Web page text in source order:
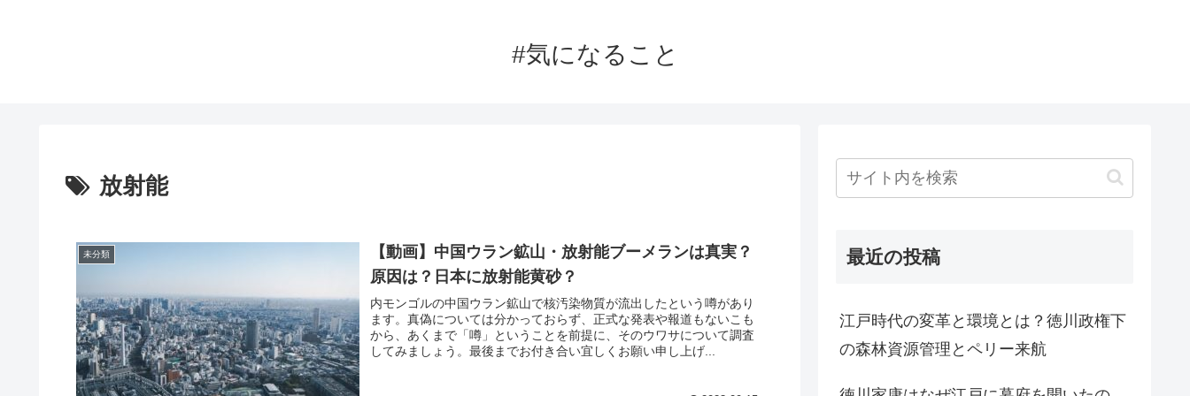
#気になること
放射能
未分類
【動画】中国ウラン鉱山・放射能ブーメランは真実？
原因は？日本に放射能黄砂？
内モンゴルの中国ウラン鉱山で核汚染物質が流出したという噂があり
ます。真偽については分かっておらず、正式な発表や報道もないこも
から、あくまで「噂」ということを前提に、そのウワサについて調査
してみましょう。最後までお付き合い宜しくお願い申し上げ...
最近の投稿
江戸時代の変革と環境とは？徳川政権下
の森林資源管理とペリー来航